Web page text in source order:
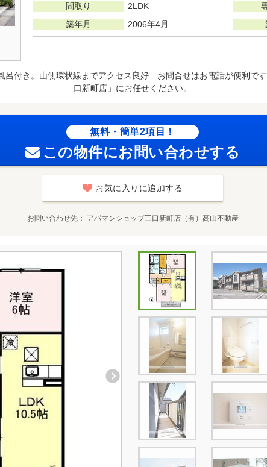
間取り 2LDK
築年月 2006年4月
呂付き。山側環状線までアクセス良好 お問合せはお電話が便利で
口新町店」にお任せください。
無料・簡単2項目！
この物件にお問い合わせする
お気に入りに追加する
お問い合わせ先 アパマンショップ三口新町店（有）高山不動産